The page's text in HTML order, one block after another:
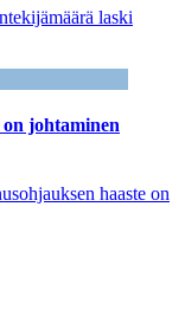
laski
johtaminen
haaste on